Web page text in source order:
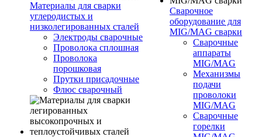
Материалы для сварки
углеродистых и
низколегированных сталей
Электроды сварочные
Проволока сплошная
Проволока
порошковая
Прутки присадочные
Флюс сварочный
Сварочное
оборудование для
MIG/MAG сварки
Сварочные
аппараты
MIG/MAG
Механизмы
подачи
проволоки
MIG/MAG
Сварочные
горелки